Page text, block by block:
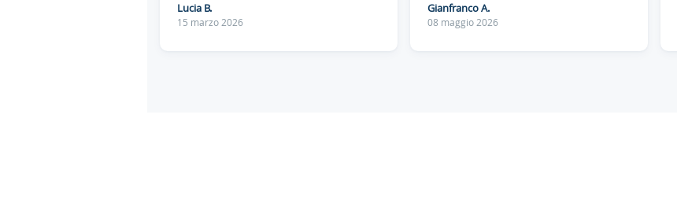
Lucia B.
15 marzo 2026
Gianfranco A.
08 maggio 2026